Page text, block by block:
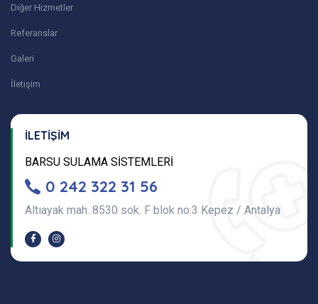
Diğer Hizmetler
Referanslar
Galeri
İletişim
İLETİŞİM
BARSU SULAMA SİSTEMLERİ
0 242 322 31 56
Altıayak mah. 8530 sok. F blok no:3 Kepez / Antalya